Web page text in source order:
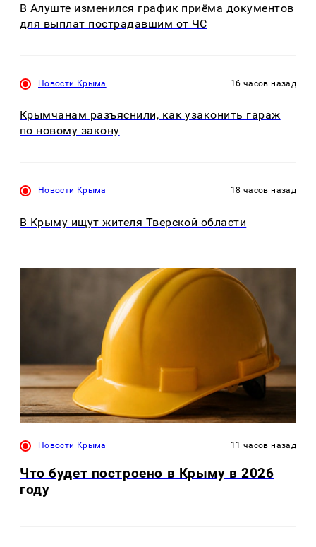
В Алуште изменился график приёма документов
для выплат пострадавшим от ЧС
Новости Крыма 16 часов назад
Крымчанам разъяснили, как узаконить гараж
по новому закону
Новости Крыма 18 часов назад
В Крыму ищут жителя Тверской области
Новости Крыма 11 часов назад
Что будет построено в Крыму в 2026
году